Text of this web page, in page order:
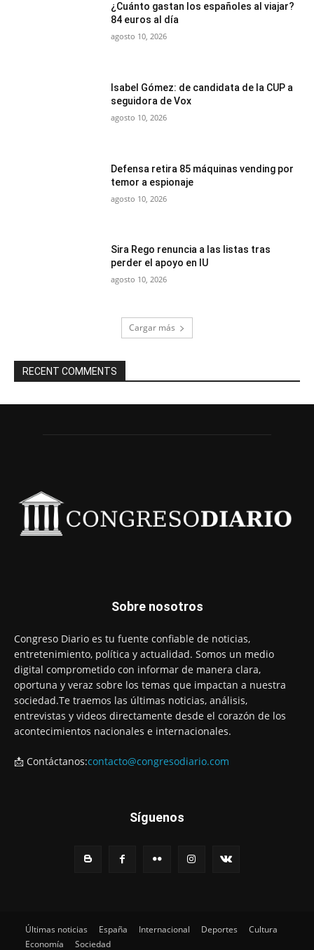
¿Cuánto gastan los españoles al viajar?
84 euros al día
agosto 10, 2026
Isabel Gómez: de candidata de la CUP a
seguidora de Vox
agosto 10, 2026
Defensa retira 85 máquinas vending por
temor a espionaje
agosto 10, 2026
Sira Rego renuncia a las listas tras
perder el apoyo en IU
agosto 10, 2026
Cargar más
RECENT COMMENTS
Sobre nosotros
Congreso Diario es tu fuente confiable de noticias,
entretenimiento, política y actualidad. Somos un medio
digital comprometido con informar de manera clara,
oportuna y veraz sobre los temas que impactan a nuestra
sociedad.Te traemos las últimas noticias, análisis,
entrevistas y videos directamente desde el corazón de los
acontecimientos nacionales e internacionales.
📩 Contáctanos:contacto@congresodiario.com
Síguenos
Últimas noticias España Internacional Deportes
Cultura
Economía
Sociedad